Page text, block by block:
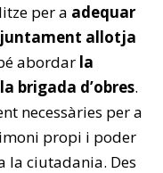
per a adequar
allotja
abordar la
brigada d’obres.
necessàries per a
propi i poder
la ciutadania. Des